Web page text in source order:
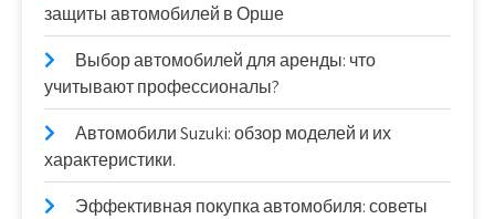
защиты автомобилей в Орше
Выбор автомобилей для аренды: что
учитывают профессионалы?
Автомобили Suzuki: обзор моделей и их
характеристики.
Эффективная покупка автомобиля: советы